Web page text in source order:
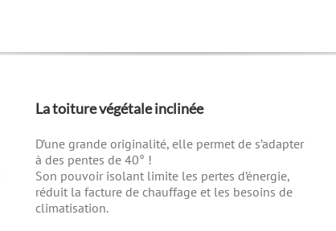
La toiture végétale inclinée
D’une grande originalité, elle permet de s’adapter
à des pentes de 40° !
Son pouvoir isolant limite les pertes d’énergie,
réduit la facture de chauffage et les besoins de
climatisation.